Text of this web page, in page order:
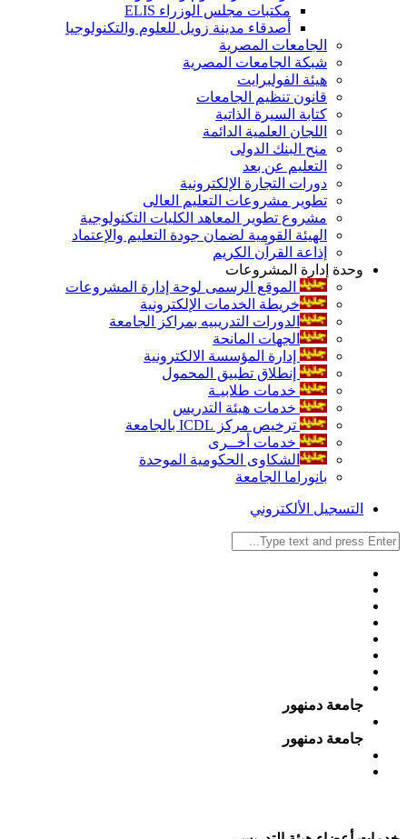
مكتبات مجلس الوزراء ELIS
أصدقاء مدينة زويل للعلوم والتكنولوجيا
الجامعات المصرية
شبكة الجامعات المصرية
هيئة الفولبرايت
قانون تنظيم الجامعات
كتابة السيرة الذاتية
اللجان العلمية الدائمة
منح البنك الدولى
التعليم عن بعد
دورات التجارة الإلكترونية
تطوير مشروعات التعليم العالى
مشروع تطوير المعاهد الكليات التكنولوجية
الهيئة القومية لضمان جودة التعليم والإعتماد
إذاعة القرآن الكريم
وحدة إدارة المشروعات
الموقع الرسمى لوحة إدارة المشروعات
خريطة الخدمات الإلكترونية
الدورات التدريبيه بمراكز الجامعة
الجهات المانحة
إدارة المؤسسة الالكترونية
إنطلاق تطبيق المحمول
خدمات طلابيـة
خدمات هيئة التدريس
ترخيص مركز ICDL بالجامعة
خدمات أخــرى
الشكاوى الحكومية الموحدة
بانوراما الجامعة
التسجيل الألكتروني
جامعة دمنهور
جامعة دمنهور